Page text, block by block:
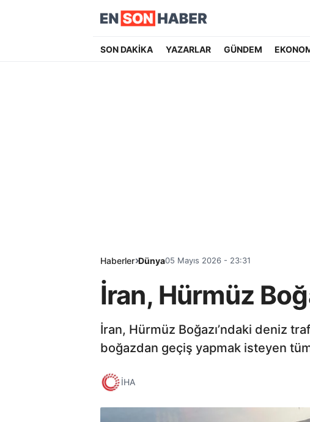
SON DAKİKA YAZARLAR GÜNDEM
Haberler Dünya05 Mayıs 2026 - 23:31
İran, Hürmüz
İran, Hürmüz Boğazı’ndaki deniz
boğazdan geçiş yapmak isteyen
İHA